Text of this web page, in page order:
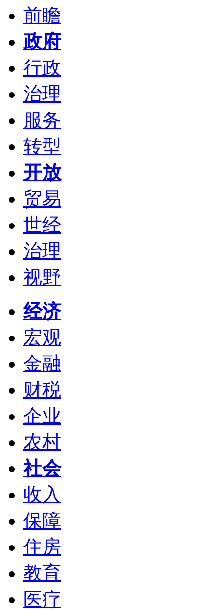
前瞻
政府
行政
治理
服务
转型
开放
贸易
世经
治理
视野
经济
宏观
金融
财税
企业
农村
社会
收入
保障
住房
教育
医疗